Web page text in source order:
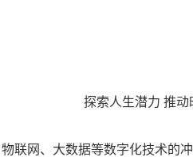
探索人生潜力 推动
联网、大数据等数字化技术的